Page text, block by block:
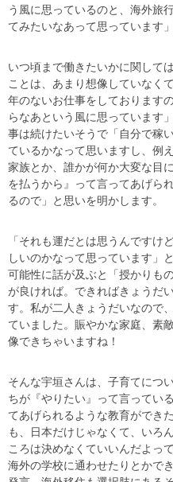
う風に思っているのと、海外旅
てみたいなあって思っています
いつ頃まで働きたいかに関して
ことは、あまり想像していなく
年のないお仕事をしております
らなあという風に思っています
事は続けたいそうで「自分で稼
ているかなって思いますし、例
家族とか、誰かが何か大変な目
を払うから』って言ってあげら
るので」と思いを明かします。
「それも運だとは思うんですけ
しいのかなって思っています」
可能性に話が及ぶと「授かりも
が良ければ。できればきょうだ
す。私が二人きょうだいなので
ていました。賑やかな家庭、素
像できちゃいますね！
そんな宇垣さんは、子育てにつ
ちが『やりたい』って言ってい
てあげられるような教育ができ
も、日本だけじゃなくて、いろ
ころは決めなくていいんだよっ
海外の学校に通わせたりとかで